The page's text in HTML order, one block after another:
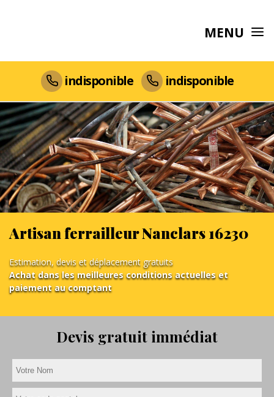
MENU
indisponible indisponible
Artisan ferrailleur Nanclars 16230
Estimation, devis et déplacement gratuits
Achat dans les meilleures conditions actuelles et
paiement au comptant
Devis gratuit immédiat